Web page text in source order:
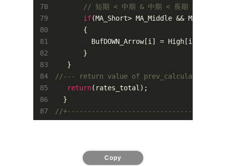
// 短期 < 中期 & 中期 < 長期 & 終値 < 短
if(MA_Short> MA_Middle &&
       {
         BufDOWN_Arrow[i] = High[i]+
       }
//--- return value of prev_calculated for
return(rates_total);
//
Copy